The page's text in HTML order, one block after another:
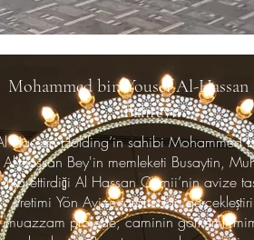
Mohammed bin Yousef Al-
Bahreyn
Hassan Holding’in sahibi Mohammed
Al-Hassan Bey'in memleketi Busaytin,
inşa ettirdiği Al Hassan Camii’nin avize
üretimi Yön Avize tarafından
muazzam projede, caminin görkemli